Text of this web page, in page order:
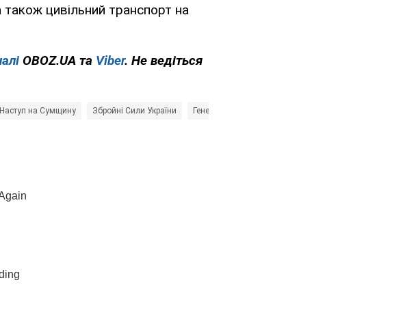
також цивільний транспорт на
OBOZ.UA та Viber. Не ведіться
Наступ на Сумщину Збройні Сили України Генеральний штаб ЗСУ